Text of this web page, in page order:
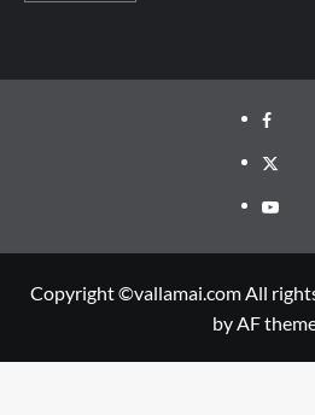
Twitter
Youtube
Copyright ©vallamai.com All
by AF